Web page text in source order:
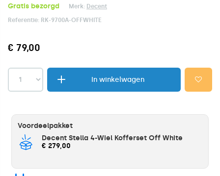
Gratis bezorgd Merk: Decent
Referentie: RK-9700A-OFFWHITE
€ 79,00
In winkelwagen
Voordeelpakket
Decent Stella 4-Wiel Kofferset Off White
€ 279,00